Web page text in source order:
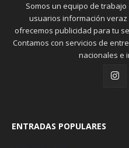
Somos un equipo de
usuarios información
ofrecemos publicidad para tu
Contamos con servicios de
nacionales e
ENTRADAS POPULARES